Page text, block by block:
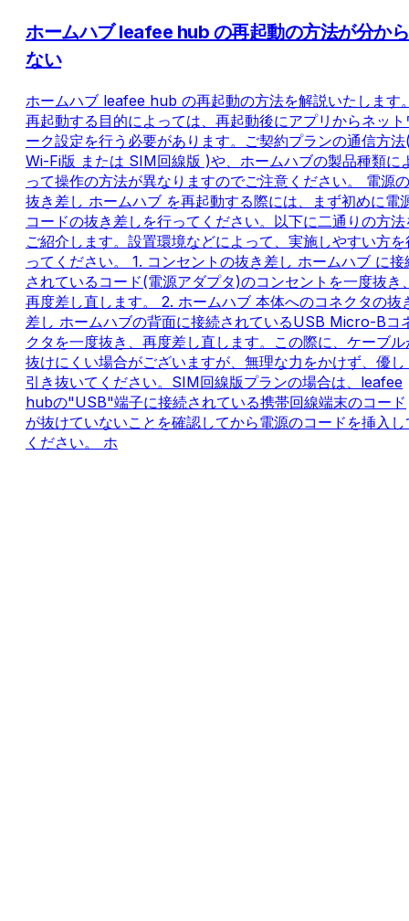
ホームハブ leafee hub の再起動の方法が分から
ない
ホームハブ leafee hub の再起動の方法を解説いたします
再起動する目的によっては、再起動後にアプリからネット
ーク設定を行う必要があります。ご契約プランの通信方法
Wi-Fi版 または SIM回線版 )や、ホームハブの製品種類に
って操作の方法が異なりますのでご注意ください。 電源の
抜き差し ホームハブ を再起動する際には、まず初めに電
コードの抜き差しを行ってください。以下に二通りの方法
ご紹介します。設置環境などによって、実施しやすい方を
ってください。 1. コンセントの抜き差し ホームハブ に接
されているコード(電源アダプタ)のコンセントを一度抜き
再度差し直します。 2. ホームハブ 本体へのコネクタの抜
差し ホームハブの背面に接続されているUSB Micro-Bコ
クタを一度抜き、再度差し直します。この際に、ケーブル
抜けにくい場合がございますが、無理な力をかけず、優し
引き抜いてください。SIM回線版プランの場合は、leafee
hubの"USB"端子に接続されている携帯回線端末のコード
が抜けていないことを確認してから電源のコードを挿入し
ください。 ホ